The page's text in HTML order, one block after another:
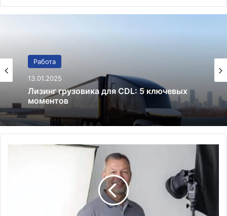
Работа
31.12.2024
CDL в США: 10 ключевых преимуществ
работы дальнобойщиком